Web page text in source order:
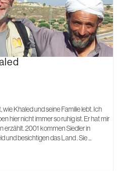
Khaled und seine Familie lebt. Ich
hier nicht immer so ruhig ist. Er hat mir
erzählt. 2001 kommen Siedler in
und besichtigen das Land . Sie ...